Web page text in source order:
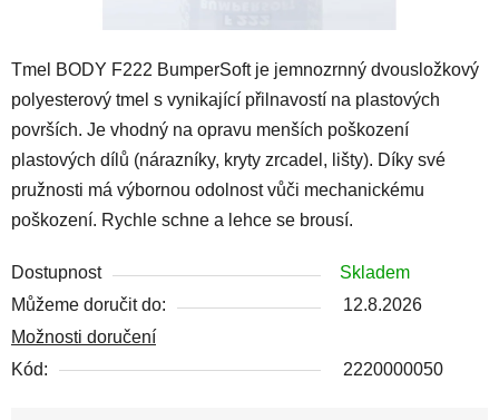
Tmel BODY F222 BumperSoft je jemnozrnný dvousložkový
polyesterový tmel s vynikající přilnavostí na plastových
površích. Je vhodný na opravu menších poškození
plastových dílů (nárazníky, kryty zrcadel, lišty). Díky své
pružnosti má výbornou odolnost vůči mechanickému
poškození. Rychle schne a lehce se brousí.
Dostupnost
Skladem
Můžeme doručit do:
12.8.2026
Možnosti doručení
Kód:
2220000050